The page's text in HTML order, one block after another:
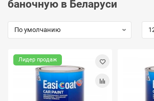
баночную в Беларуси
Лидер продаж